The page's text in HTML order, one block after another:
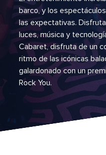
barco, y los
las expectativas.
luces, música y
Cabaret, disfruta de un
ritmo de las icónicas
galardonado con un
Rock You.